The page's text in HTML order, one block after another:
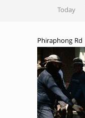
Today
Phiraphong Rd